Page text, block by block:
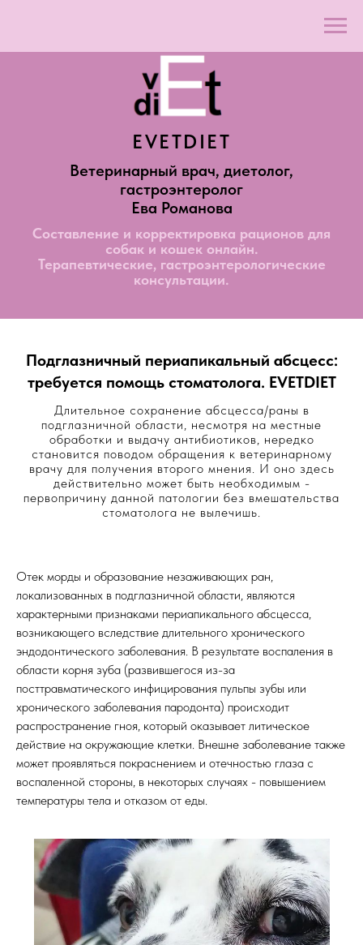
EVETDIET
Ветеринарный врач, диетолог,
гастроэнтеролог
Ева Романова
Составление и корректировка рационов для
собак и кошек онлайн.
Терапевтические, гастроэнтерологические
консультации.
Подглазничный периапикальный абсцесс:
требуется помощь стоматолога. EVETDIET
Длительное сохранение абсцесса/раны в
подглазничной области, несмотря на местные
обработки и выдачу антибиотиков, нередко
становится поводом обращения к ветеринарному
врачу для получения второго мнения. И оно здесь
действительно может быть необходимым -
первопричину данной патологии без вмешательства
стоматолога не вылечишь.
Отек морды и образование незаживающих ран,
локализованных в подглазничной области, являются
характерными признаками периапикального абсцесса,
возникающего вследствие длительного хронического
эндодонтического заболевания. В результате воспаления в
области корня зуба (развившегося из-за
посттравматического инфицирования пульпы зубы или
хронического заболевания пародонта) происходит
распространение гноя, который оказывает литическое
действие на окружающие клетки. Внешне заболевание также
может проявляться покраснением и отечностью глаза с
воспаленной стороны, в некоторых случаях - повышением
температуры тела и отказом от еды.